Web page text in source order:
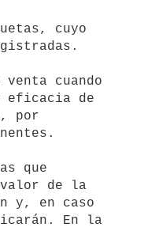
eficacia de
por
de la
y, en caso
En la